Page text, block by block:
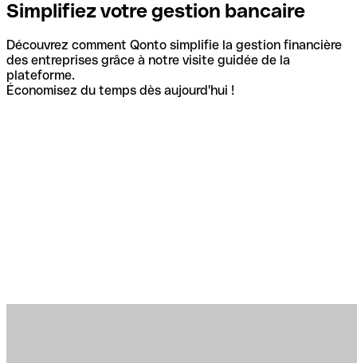
Simplifiez votre gestion bancaire
Découvrez comment Qonto simplifie la gestion financière
des entreprises grâce à notre visite guidée de la
plateforme.
Économisez du temps dès aujourd'hui !